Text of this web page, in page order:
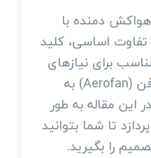
هواکش دمنده با
تفاوت اساسی، کلید
برای نیازهای
خاص شماست. برند ایروفن (Aerofan) به
مقاله به طور
تا شما بتوانید
را بگیرید.